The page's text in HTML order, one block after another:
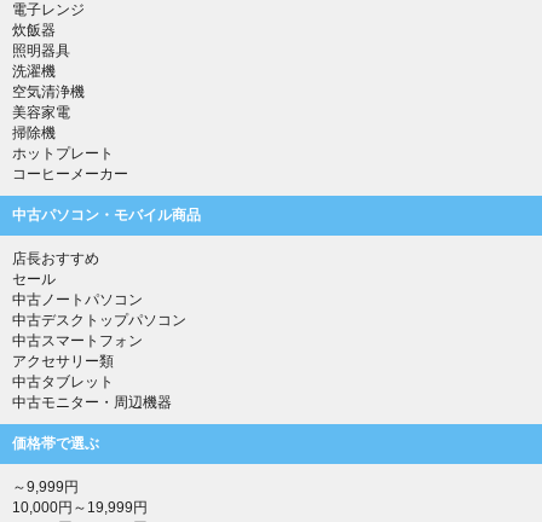
電子レンジ
炊飯器
照明器具
洗濯機
空気清浄機
美容家電
掃除機
ホットプレート
コーヒーメーカー
中古パソコン・モバイル商品
店長おすすめ
セール
中古ノートパソコン
中古デスクトップパソコン
中古スマートフォン
アクセサリー類
中古タブレット
中古モニター・周辺機器
価格帯で選ぶ
～9,999円
10,000円～19,999円